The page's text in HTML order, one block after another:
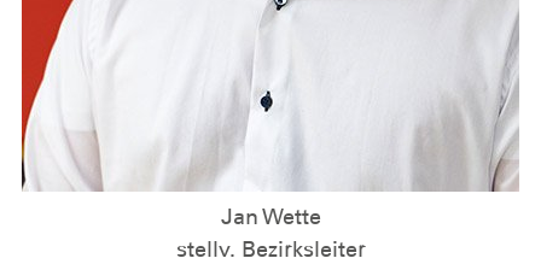
Jan Wette
stellv. Bezirksleiter